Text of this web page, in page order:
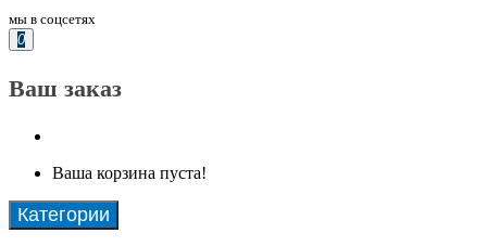
мы в соцсетях
0
Ваш заказ
Ваша корзина пуста!
Категории